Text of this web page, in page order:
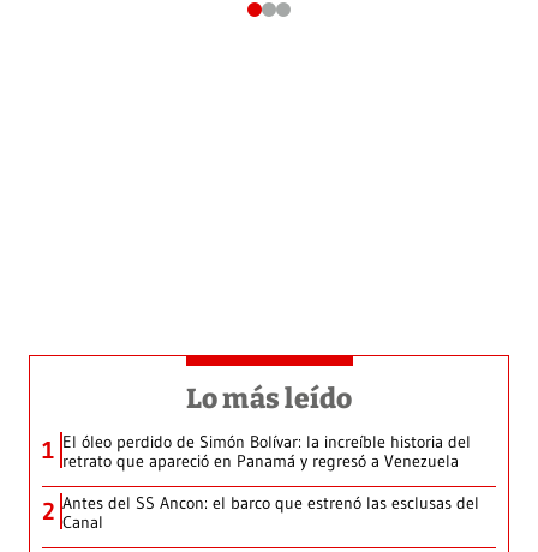
Lo más leído
1 El óleo perdido de Simón Bolívar: la increíble historia del
retrato que apareció en Panamá y regresó a Venezuela
2 Antes del SS Ancon: el barco que estrenó las esclusas del
Canal